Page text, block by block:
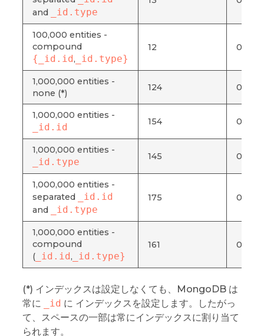
and _id.type
100,000 entities -
compound
{_id.id, _id.type}
12 0.062
1,000,000 entities -
none (*)
124 0.077
1,000,000 entities -
_id.id 154 0.076
1,000,000 entities -
_id.type 145 0.073
1,000,000 entities -
separated
_id.id
and _id.type
175 0.088
1,000,000 entities -
compound
(_id.id, _id.type}
161 0.079
(*) インデックスは設定しなくても、MongoDB は
常に
_id に インデックスを設定します。したがっ
て、スペースの一部は常にインデックスに割り当て
られます。